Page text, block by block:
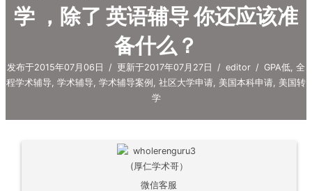
学 ，除了 英语辅导 你还应该准
备什么？
发布于2015年07月06日 / 更新于2017年07月27日 / editor / GPA低, 全
程学术辅导, 学术辅导, 学术辅导案例 , 社区大学申请, 美国本科申请, 美国转
学
微信客服